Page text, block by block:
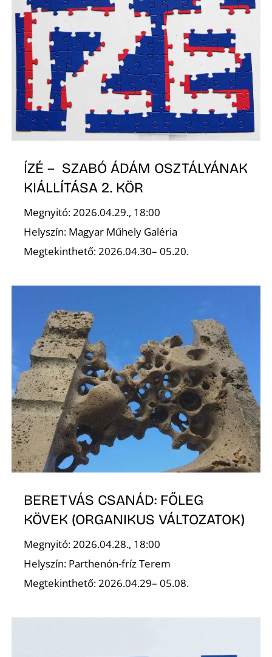
ÍZÉ – SZABÓ ÁDÁM OSZTÁLYÁNAK
KIÁLLÍTÁSA 2. KÖR
Megnyitó: 2026.04.29., 18:00
Helyszín: Magyar Műhely Galéria
Megtekinthető: 2026.04.30– 05.20.
BERETVÁS CSANÁD: FŐLEG
KÖVEK (ORGANIKUS VÁLTOZATOK)
Megnyitó: 2026.04.28., 18:00
Helyszín: Parthenón-fríz Terem
Megtekinthető: 2026.04.29– 05.08.